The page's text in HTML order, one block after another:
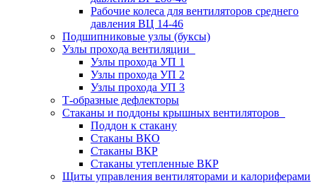
Рабочие колеса для вентиляторов среднего
давления ВЦ 14-46
Подшипниковые узлы (буксы)
Узлы прохода вентиляции
Узлы прохода УП 1
Узлы прохода УП 2
Узлы прохода УП 3
Т-образные дефлекторы
Стаканы и поддоны крышных вентиляторов
Поддон к стакану
Стаканы ВКО
Стаканы ВКР
Стаканы утепленные ВКР
Щиты управления вентиляторами и калориферами